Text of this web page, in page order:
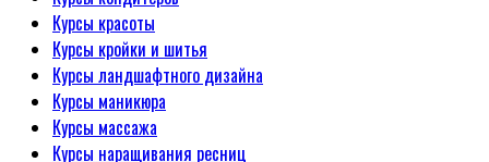
Курсы красоты
Курсы кройки и шитья
Курсы ландшафтного дизайна
Курсы маникюра
Курсы массажа
Курсы наращивания ресниц